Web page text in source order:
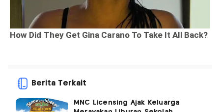
Berita Terkait
MNC Licensing Ajak Keluarga